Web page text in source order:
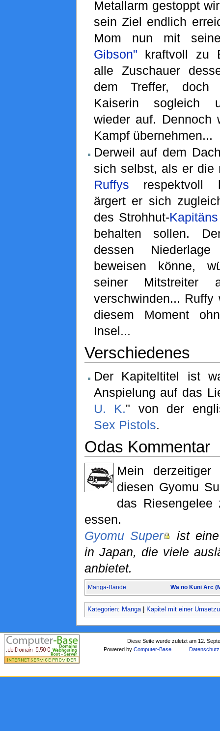
Metallarm gestoppt
sein Ziel endlich
Mom nun mit
Gibson" kraftvoll zu
alle Zuschauer
dem Treffer,
Kaiserin sogleich
wieder auf. Dennoch
Kampf übernehmen...
Derweil auf dem
sich selbst, als er die
Ruffys respektvoll
ärgert er sich
des Strohhut-Kapitäns
behalten sollen.
dessen
beweisen könne,
seiner Mitstreiter
verschwinden...
diesem Moment
Insel...
Verschiedenes
Der Kapiteltitel ist
Anspielung auf das
U. K." von der
Sex Pistols.
Odas Kommentar
Mein
diesen Gyomu
das
essen.
Gyomu Super
ist
in Japan, die viele
anbietet.
Manga-Bände Wa no Kuni Arc
Kategorien: Manga| Kapitel mit einer
Diese Seite wurde zuletzt am 12.
Powered byComputer-Base Datenschutz